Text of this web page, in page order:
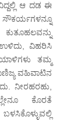
ಆ ದಡ ಈ
ಉಳಿದು, ವಿಹರಿಸಿ
ತಮ್ಮ
ವಹಿವಾಟಿನ
ನೀರಹರಹು,
ಕೊರತೆ